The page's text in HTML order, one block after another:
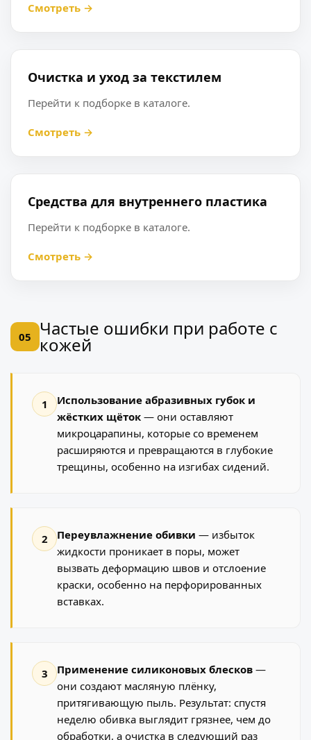
Смотреть →
Очистка и уход за текстилем
Перейти к подборке в каталоге.
Смотреть →
Средства для внутреннего пластика
Перейти к подборке в каталоге.
Смотреть →
05 Частые ошибки при работе с
кожей
1
Использование абразивных губок и
жёстких щёток — они оставляют
микроцарапины, которые со временем
расширяются и превращаются в глубокие
трещины, особенно на изгибах сидений.
2 Переувлажнение обивки — избыток
жидкости проникает в поры, может
вызвать деформацию швов и отслоение
краски, особенно на перфорированных
вставках.
3 Применение силиконовых блесков —
они создают масляную плёнку,
притягивающую пыль. Результат: спустя
неделю обивка выглядит грязнее, чем до
обработки, а очистка в следующий раз